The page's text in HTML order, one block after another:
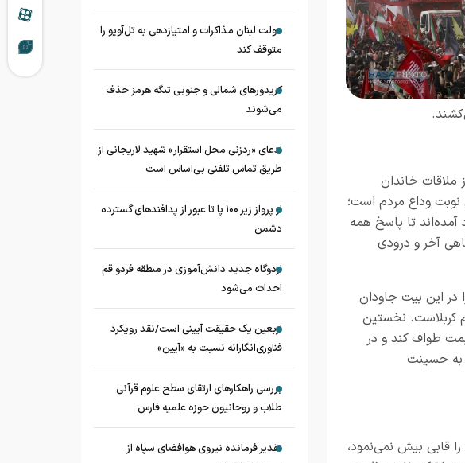
ملاقات خاندان
نوبت وداع مردم است؛
آمده‌اند تا پاسخ همه
آخر و درودی
در این بیت جاودان
کربلاست. نخستین
طواف کند و در
به حسینت
قابی بیش نمی‌نمود،
دولت لبنان مذاکرات و امتیازدهی به تل‌آویو را
متوقف کند
کریدورهای شمالی و جنوبی تنگه هرمز حذف
می‌شوند
ادعای «ردزنی محل استقرار» شهید لاریجانی از
طریق تماس تلفنی بی‌اساس است
از پرواز زیر ۱۰۰ پا تا عبور از پدافند‌های گسترده
دشمن
اردوگاه جدید دانش‌آموزی در منطقه فردو قم
احداث می‌شود
اربعین یک حقیقت آیینی است/نقد رویکرد
فناوری‌انگارانه نسبت به «آیین»
بررسی راهکارهای ارتقای سطح علوم قرآنی
طلاب و روحانیون حوزه علمیه فارس
تقدیر فرمانده نیروی هوافضای سپاه از